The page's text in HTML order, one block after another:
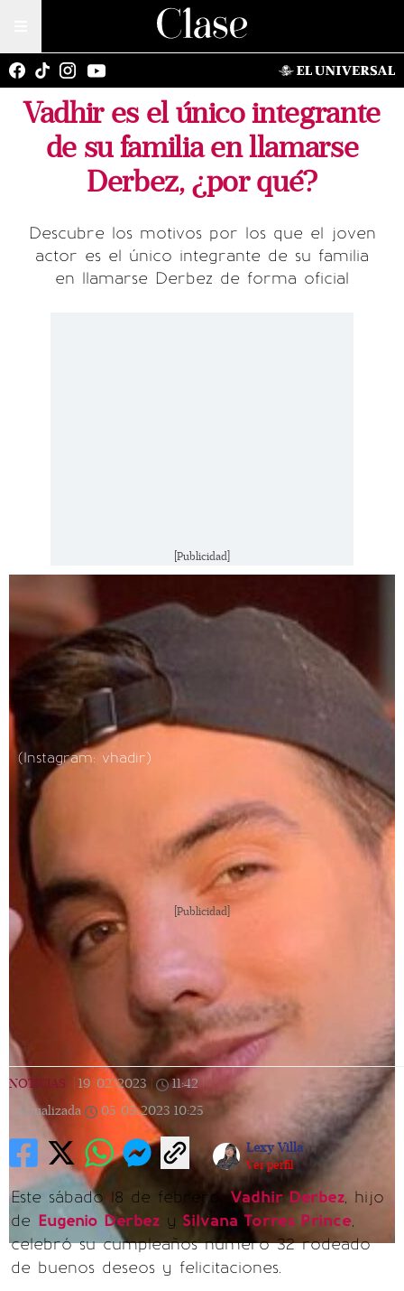
Vadhir es el único integrante
de su familia en llamarse
Derbez, ¿por qué?
Descubre los motivos por los que el joven
actor es el único integrante de su familia
en llamarse Derbez de forma oficial
[Publicidad]
(Instagram: vhadir)
[Publicidad]
NOTICIAS 19/02/2023 11:42 |
Actualizada
05/05/2023 10:25
Lexy Villa
Ver perfil
Este sábado 18 de febrero,Vadhir Derbez, hijo
de Eugenio Derbez y Silvana Torres Prince,
celebró su cumpleaños número 32 rodeado
de buenos deseos y felicitaciones.